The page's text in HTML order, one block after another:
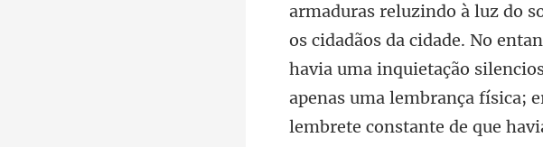
armaduras reluzindo à luz do
os cidadãos da cidade. No
havia uma inquietação